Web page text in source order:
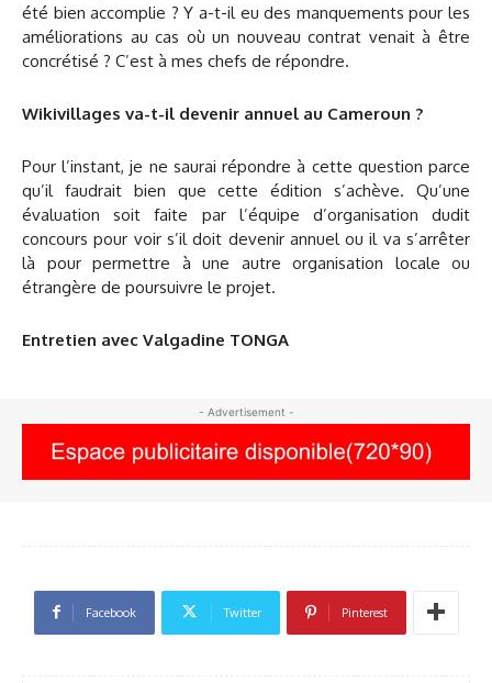
été bien accomplie ? Y a-t-il eu des manquements pour les
améliorations au cas où un nouveau contrat venait à être
concrétisé ? C’est à mes chefs de répondre.
Wikivillages va-t-il devenir annuel au Cameroun ?
Pour l’instant, je ne saurai répondre à cette question parce
qu’il faudrait bien que cette édition s’achève. Qu’une
évaluation soit faite par l’équipe d’organisation dudit
concours pour voir s’il doit devenir annuel ou il va s’arrêter
là pour permettre à une autre organisation locale ou
étrangère de poursuivre le projet.
Entretien avec Valgadine TONGA
- Advertisement -
Facebook Twitter Pinterest